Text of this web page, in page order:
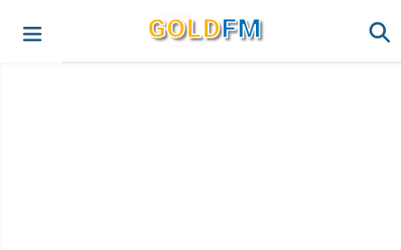
GOLDFM